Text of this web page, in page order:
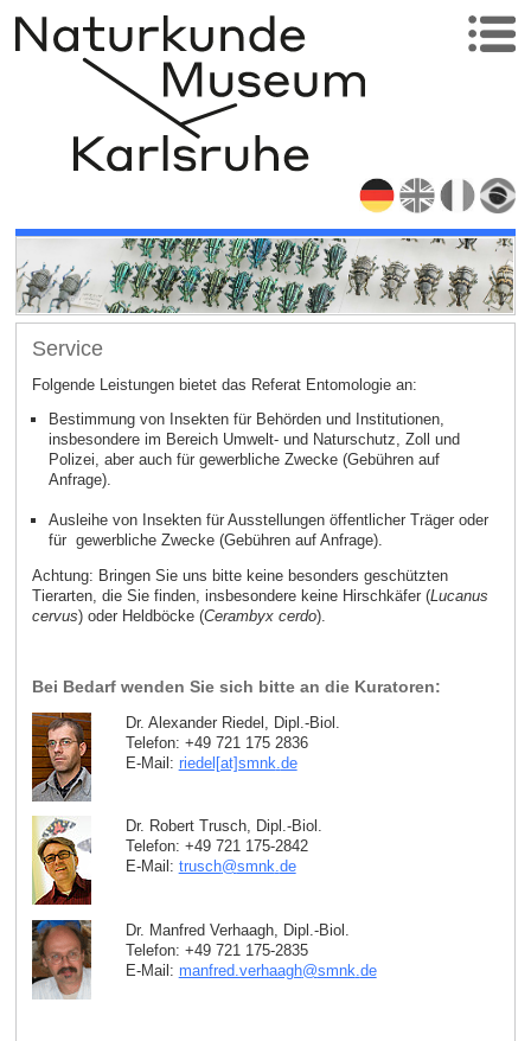
Service
Folgende Leistungen bietet das Referat Entomologie an:
Bestimmung von Insekten für Behörden und Institutionen,
insbesondere im Bereich Umwelt- und Naturschutz, Zoll und
Polizei, aber auch für gewerbliche Zwecke (Gebühren auf
Anfrage).
Ausleihe von Insekten für Ausstellungen öffentlicher Träger oder
für gewerbliche Zwecke (Gebühren auf Anfrage).
Achtung: Bringen Sie uns bitte keine besonders geschützten
Tierarten, die Sie finden, insbesondere keine Hirschkäfer (Lucanus
cervus) oder Heldböcke (Cerambyx cerdo).
Bei Bedarf wenden Sie sich bitte an die Kuratoren:
Dr. Alexander Riedel, Dipl.-Biol.
Telefon: +49 721 175 2836
E-Mail: riedel[at]smnk de
Dr. Robert Trusch, Dipl.-Biol.
Telefon: +49 721 175-2842
E-Mail: trusch@smnk.de
Dr. Manfred Verhaagh, Dipl.-Biol.
Telefon: +49 721 175-2835
E-Mail: manfred.verhaagh@smnk.de